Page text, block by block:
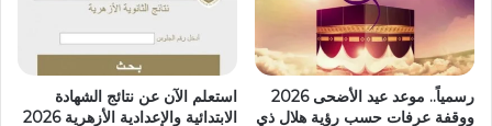
رسمياً.. موعد عيد الأضحى 2026
ووقفة عرفات حسب رؤية هلال ذي
استعلم الآن عن نتائج الشهادة
الابتدائية والإعدادية الأزهرية 2026